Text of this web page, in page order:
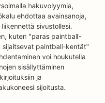
hakuvolyymia,
ehdottaa avainsanoja,
sivustollesi.
kuten "paras paintball-
paintball-kentät"
voi houkutella
sisällyttäminen
ja
sijoitusta.